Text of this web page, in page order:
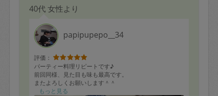
40代 女性より
papipupepo__34
評価：
パーティー料理リピートです♪
前回同様、見た目も味も最高です。
またよろしくお願いします＾＾
もっと見る